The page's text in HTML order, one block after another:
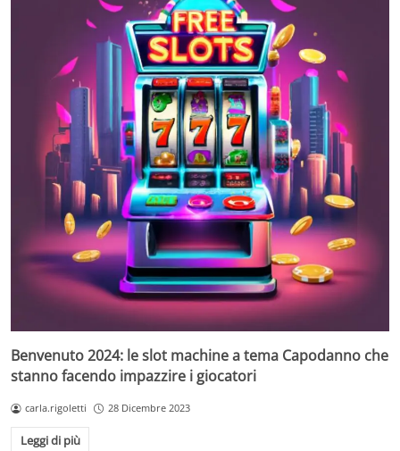
Benvenuto 2024: le slot machine a tema Capodanno che
stanno facendo impazzire i giocatori
carla.rigoletti 28 Dicembre 2023
Leggi di più